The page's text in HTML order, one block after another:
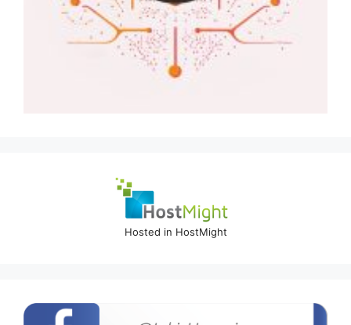
Hosted in HostMight